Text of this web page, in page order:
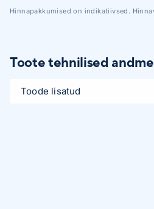
Hinnapakkumised on indikatiivsed.
Toote tehnilised
Toode lisatud